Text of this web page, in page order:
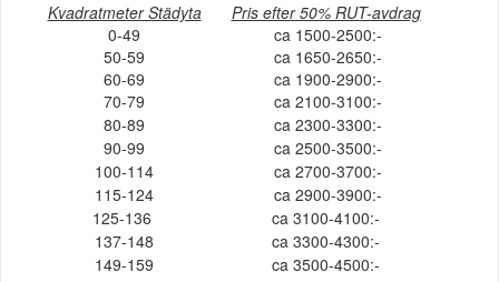
Kvadratmeter Städyta
Pris efter 50% RUT-avdrag
0-49
ca 1500-2500:-
50-59
ca 1650-2650:-
60-69
ca 1900-2900:-
70-79
ca 2100-3100:-
80-89
ca 2300-3300:-
90-99
ca 2500-3500:-
100-114
ca 2700-3700:-
115-124
ca 2900-3900:-
125-136
ca 3100-4100:-
137-148
ca 3300-4300:-
149-159
ca 3500-4500:-